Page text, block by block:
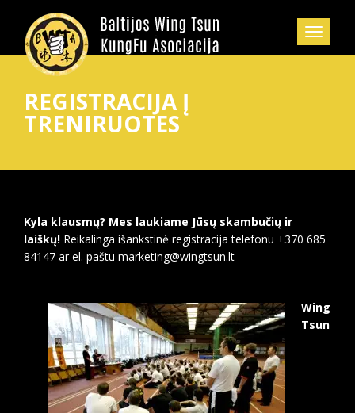
REGISTRACIJA Į
TRENIRUOTES
Kyla klausmų? Mes laukiame Jūsų skambučių ir
laiškų! Reikalinga išankstinė registracija telefonu +370 685
84147 ar el. paštu marketing@wingtsun.lt
Wing
Tsun